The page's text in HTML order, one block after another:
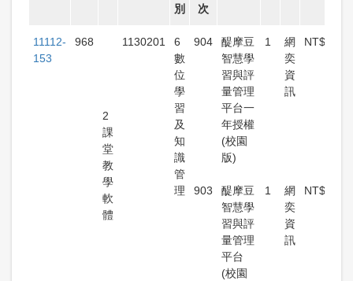
別
次
11112-
153
968
2
課
堂
教
學
軟
體
1130201
6
數
位
學
習
及
知
識
管
理
904
醍摩豆
智慧學
習與評
量管理
平台一
年授權
(校園
版)
1
網
奕
資
訊
903
醍摩豆
智慧學
習與評
量管理
平台
(校園
1
網
奕
資
訊